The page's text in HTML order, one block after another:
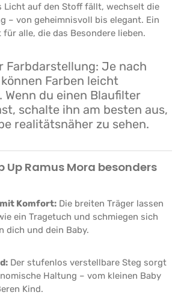
Licht auf den Stoff fällt, wechselt die
– von geheimnisvoll bis elegant. Ein
alle, die das Besondere lieben.
Farbdarstellung: Je nach
Farben leicht
Wenn du einen Blaufilter
schalte ihn am besten aus,
realitätsnäher zu sehen.
Up Ramus Mora besonders
Komfort: Die breiten Träger lassen
ein Tragetuch und schmiegen sich
dich und dein Baby.
Der stufenlos verstellbare Steg sorgt
Haltung – vom kleinen Baby
Kind.